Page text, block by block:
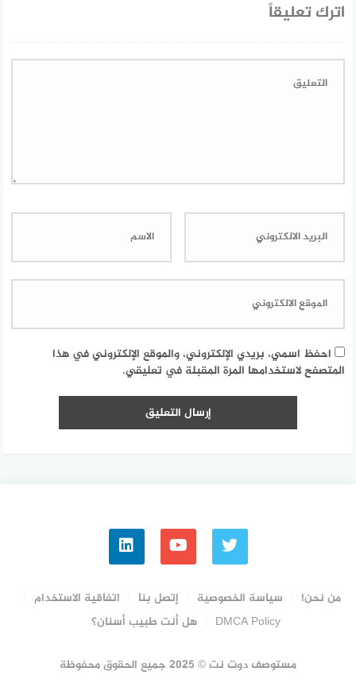
اترك تعليقاً
احفظ اسمي، بريدي الإلكتروني، والموقع الإلكتروني في هذا
المتصفح لاستخدامها المرة المقبلة في تعليقي.
من نحن! سياسة الخصوصية إتصل بنا
اتفاقية الاستخدام
DMCA Policy
هل أنت طبيب أسنان؟
مستوصف دوت نت © 2025 جميع الحقوق محفوظة